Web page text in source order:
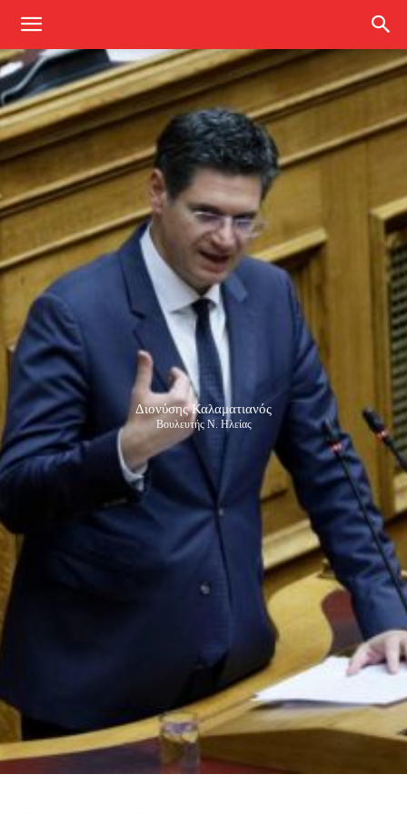
Διονύσης Καλαματιανός
Βουλευτής Ν. Ηλείας